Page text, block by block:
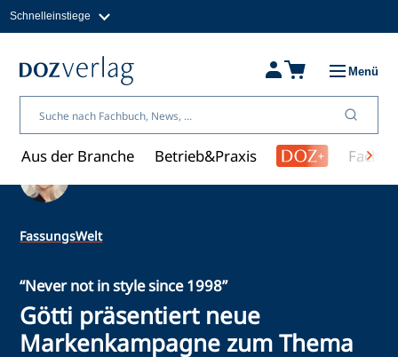
Inhalt
Schnelleinstiege
Fachbücher & Shop
Über uns
Menü
Aus der Branche Betrieb&Praxis
FassungsWelt
“Never not in style since 1998”
Götti präsentiert neue
Markenkampagne zum Thema